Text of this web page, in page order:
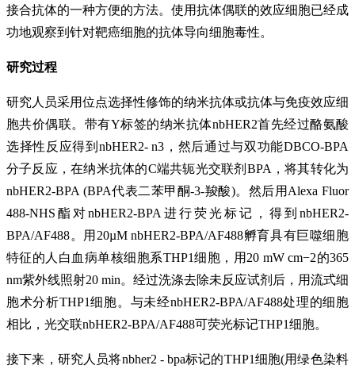
接合抗体的一种方便的方法。使用抗体偶联的效应细胞已经成
功地观察到针对靶癌细胞的抗体导向细胞毒性。
研究过程
研究人员采用位点选择性修饰的纳米抗体或抗体与免疫效应细
胞共价偶联。带有Y标签的纳米抗体nbHER2首先经过酪氨酸
选择性反应得到nbHER2- n3，然后通过与双功能DBCO-BPA
分子反应，在纳米抗体的C端共轭光交联剂BPA，将其转化为
nbHER2-BPA (BPA代表二苯甲酮-3-羧酸)。然后用Alexa Fluor
488-NHS酯对nbHER2-BPA进行荧光标记，得到nbHER2-
BPA/AF488。用20µM nbHER2-BPA/AF488孵育具有巨噬细胞
特征的人白血病单核细胞系THP1细胞，用20 mW cm−2的365
nm紫外线照射20 min。经过洗涤去除未反应试剂后，用流式细
胞术分析THP1细胞。与未经nbHER2-BPA/AF488处理的细胞
相比，光交联nbHER2-BPA/AF488可荧光标记THP1细胞。
接下来，研究人员将nbher2 - bpa标记的THP1细胞(用绿色染料